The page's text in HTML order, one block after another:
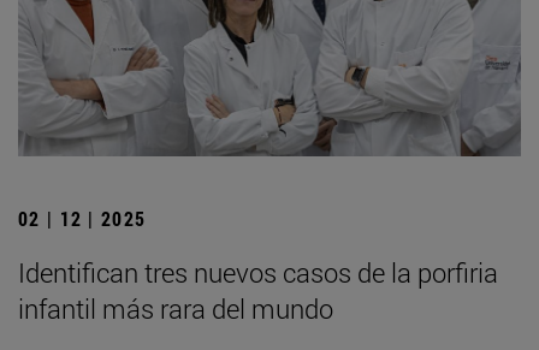
02 | 12 | 2025
Identifican tres nuevos casos de la porfiria
infantil más rara del mundo